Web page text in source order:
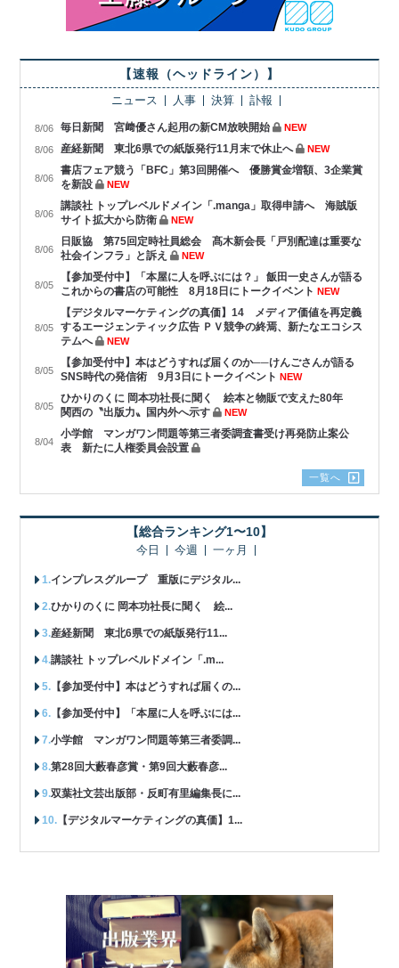
【速報（ヘッドライン）】
ニュース 人事 決算 訃報
8/06 毎日新聞 宮﨑優さん起用の新CM放映開始 NEW
8/06 産経新聞 東北6県での紙版発行11月末で休止へ NEW
8/06
書店フェア競う「BFC」第3回開催へ 優勝賞金増額、3企業賞
を新設
NEW
8/06
講談社 トップレベルドメイン「.manga」取得申請へ 海賊版
サイト拡大から防衛
NEW
8/06
日販協 第75回定時社員総会 髙木新会長「戸別配達は重要な
社会インフラ」と訴え
NEW
8/05
【参加受付中】「本屋に人を呼ぶには？」 飯田一史さんが語る
これからの書店の可能性 8月18日にトークイベント NEW
8/05
【デジタルマーケティングの真価】14 メディア価値を再定義
するエージェンティック広告 ＰＶ競争の終焉、新たなエコシス
テムへ
NEW
8/05
【参加受付中】本はどうすれば届くのか──けんごさんが語る
SNS時代の発信術 9月3日にトークイベント NEW
8/05
ひかりのくに 岡本功社長に聞く 絵本と物販で支えた80年
関西の〝出版力〟国内外へ示す
NEW
8/04
小学館 マンガワン問題等第三者委調査書受け再発防止案公
表 新たに人権委員会設置
一覧へ
【総合ランキング1〜10】
今日 今週 一ヶ月
インプレスグループ 重版にデジタル...
ひかりのくに 岡本功社長に聞く 絵...
産経新聞 東北6県での紙版発行11...
講談社 トップレベルドメイン「.m...
【参加受付中】本はどうすれば届くの...
【参加受付中】「本屋に人を呼ぶには...
小学館 マンガワン問題等第三者委調...
第28回大藪春彦賞・第9回大藪春彦...
双葉社文芸出版部・反町有里編集長に...
【デジタルマーケティングの真価】1...